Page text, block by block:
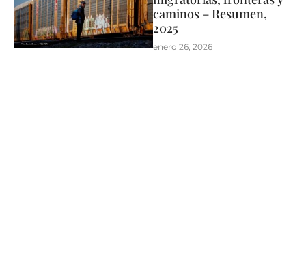
caminos – Resumen,
2025
enero 26, 2026